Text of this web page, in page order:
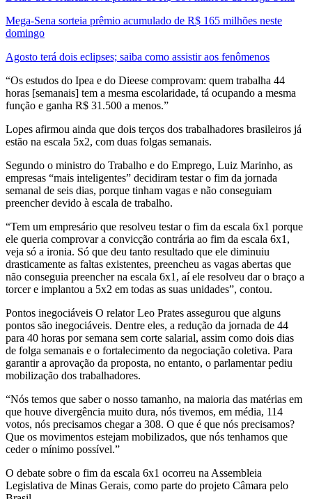
Mega-Sena sorteia prêmio acumulado de R$ 165 milhões neste
domingo
Agosto terá dois eclipses; saiba como assistir aos fenômenos
“Os estudos do Ipea e do Dieese comprovam: quem trabalha 44
horas [semanais] tem a mesma escolaridade, tá ocupando a mesma
função e ganha R$ 31.500 a menos.”
Lopes afirmou ainda que dois terços dos trabalhadores brasileiros já
estão na escala 5x2, com duas folgas semanais.
Segundo o ministro do Trabalho e do Emprego, Luiz Marinho, as
empresas “mais inteligentes” decidiram testar o fim da jornada
semanal de seis dias, porque tinham vagas e não conseguiam
preencher devido à escala de trabalho.
“Tem um empresário que resolveu testar o fim da escala 6x1 porque
ele queria comprovar a convicção contrária ao fim da escala 6x1,
veja só a ironia. Só que deu tanto resultado que ele diminuiu
drasticamente as faltas existentes, preencheu as vagas abertas que
não conseguia preencher na escala 6x1, aí ele resolveu dar o braço a
torcer e implantou a 5x2 em todas as suas unidades”, contou.
Pontos inegociáveis O relator Leo Prates assegurou que alguns
pontos são inegociáveis. Dentre eles, a redução da jornada de 44
para 40 horas por semana sem corte salarial, assim como dois dias
de folga semanais e o fortalecimento da negociação coletiva. Para
garantir a aprovação da proposta, no entanto, o parlamentar pediu
mobilização dos trabalhadores.
“Nós temos que saber o nosso tamanho, na maioria das matérias em
que houve divergência muito dura, nós tivemos, em média, 114
votos, nós precisamos chegar a 308. O que é que nós precisamos?
Que os movimentos estejam mobilizados, que nós tenhamos que
ceder o mínimo possível.”
O debate sobre o fim da escala 6x1 ocorreu na Assembleia
Legislativa de Minas Gerais, como parte do projeto Câmara pelo